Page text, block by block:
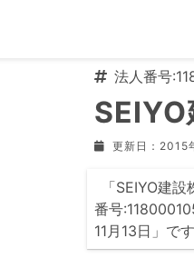
法人番号
更新日：2015
「SEIYO建
番号
11月13日」で